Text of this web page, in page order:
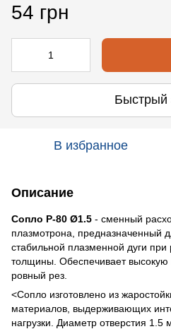
54 грн
Быстрый
В избранное
Описание
Сопло P-80 Ø1.5 - сменный
плазмотрона,
стабильной плазменной дуги
толщины. Обеспечивает высокую
ровный рез.
<Сопло изготовлено из
материалов, выдерживающих
нагрузки. Диаметр отверстия 1.5